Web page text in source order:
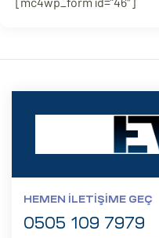
HEMEN İLETIŞIME GEÇ
0505 109 7979